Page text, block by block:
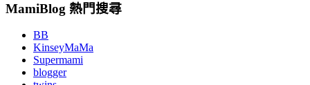
MamiBlog 熱門搜尋
BB
KinseyMaMa
Supermami
blogger